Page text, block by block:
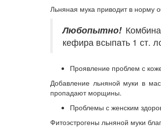
Льняная мука приводит в норму
Любопытно!
кефира всыпать 1 ст.
Проявление проблем с
Добавление льняной муки в
пропадают морщины.
Проблемы с женским
Фитоэстрогены льняной муки